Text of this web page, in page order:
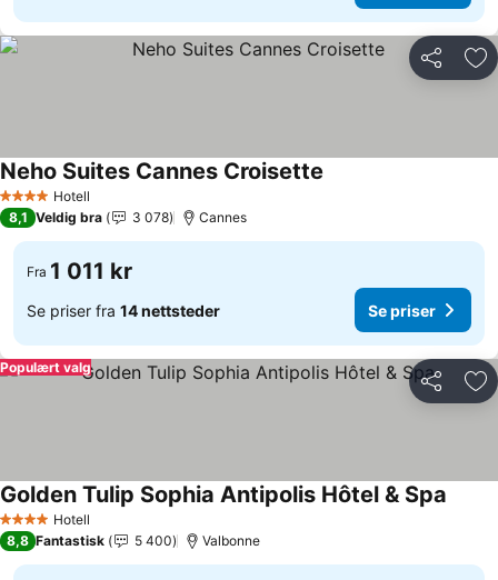
Del
4 StjernerHotell
Neho Suites Cannes Croisette
8,1 Veldig bra 3 078 Cannes
Fra 1 011 kr
Se priser fra 14 nettsteder Se priser
Del
Populært valg
4 StjernerHotell
Golden Tulip Sophia Antipolis Hôtel & Spa
8,8 Fantastisk 5 400 Valbonne